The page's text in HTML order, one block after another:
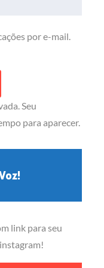
por e-mail.
Seu
para aparecer.
link para seu